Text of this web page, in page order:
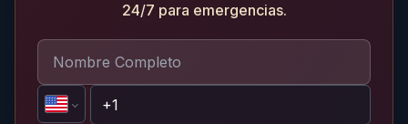
24/7 para emergencias.